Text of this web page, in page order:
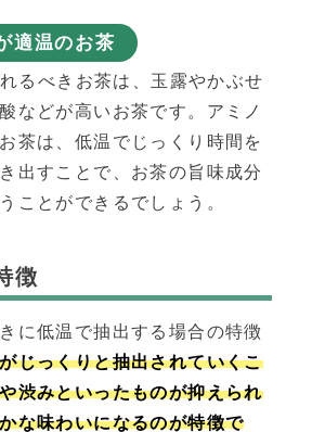
温のお茶
るべきお茶は、 玉露やかぶせ
などが高いお茶です。アミノ
茶は、低温でじっくり時間を
出すことで、お茶の旨味成分
ことができるでしょう。
徴
に低温で抽出する場合の特徴
じっくりと抽出されていくこ
渋みといったものが抑えられ
な味わいになるのが特徴で